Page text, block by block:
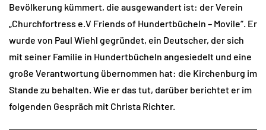
Bevölkerung kümmert, die ausgewandert ist: der Verein
„Churchfortress e.V Friends of Hundertbücheln – Movile“. Er
wurde von Paul Wiehl gegründet, ein Deutscher, der sich
mit seiner Familie in Hundertbücheln angesiedelt und eine
große Verantwortung übernommen hat: die Kirchenburg im
Stande zu behalten. Wie er das tut, darüber berichtet er im
folgenden Gespräch mit Christa Richter.